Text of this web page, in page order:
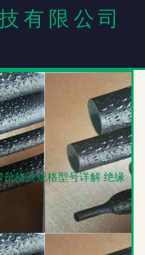
有限公司
价格及规格型号详解 绝缘